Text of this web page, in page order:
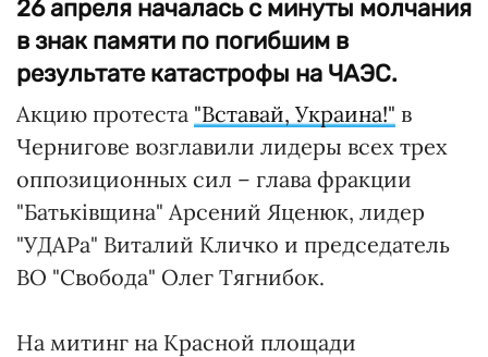
26 апреля началась с минуты молчания
в знак памяти по погибшим в
результате катастрофы на ЧАЭС.
Акцию протеста "Вставай, Украина!" в
Чернигове возглавили лидеры всех трех
оппозиционных сил – глава фракции
"Батьківщина" Арсений Яценюк, лидер
"УДАРа" Виталий Кличко и председатель
ВО "Свобода" Олег Тягнибок.
На митинг на Красной площади